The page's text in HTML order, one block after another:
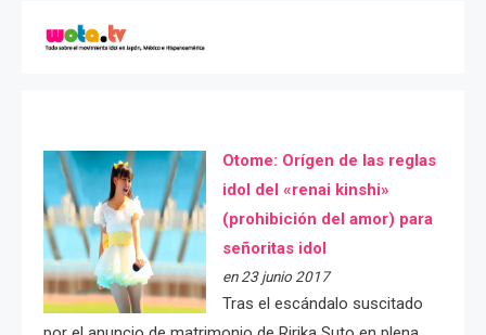
Otome: Orígen de las reglas
idol del «renai kinshi»
(prohibición del amor) para
señoritas idol
en 23 junio 2017
Tras el escándalo suscitado